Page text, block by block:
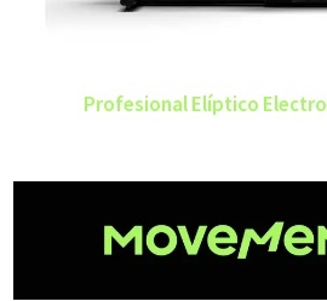
Profesional Elíptico